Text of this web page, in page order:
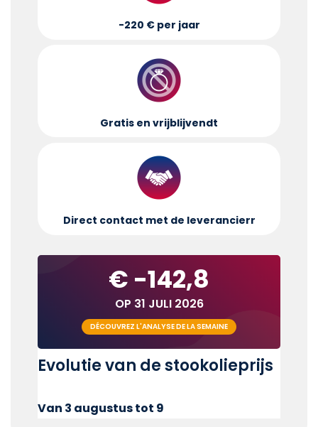
-220 € per jaar
Gratis en vrijblijvendt
Direct contact met de leverancierr
€ -142,8
OP 31 JULI 2026
DÉCOUVREZ L'ANALYSE DE LA SEMAINE
Evolutie van de stookolieprijs
Van 3 augustus tot 9